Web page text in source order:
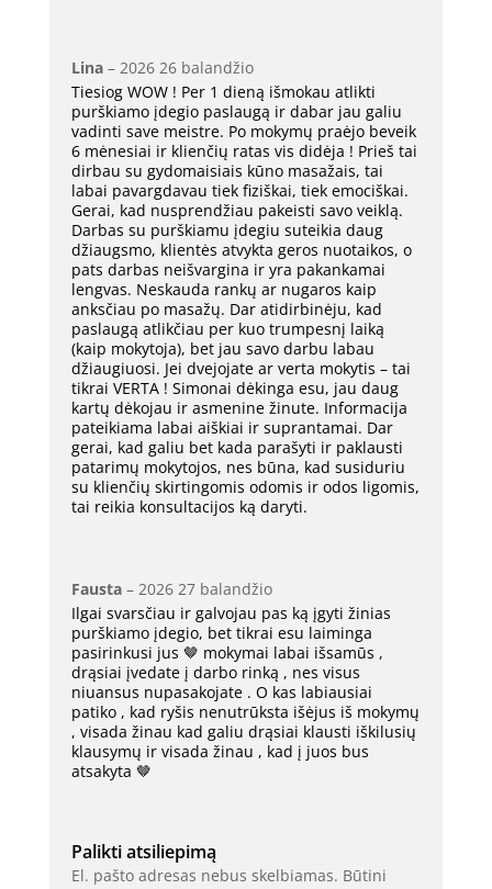
Lina – 2026 26 balandžio
Tiesiog WOW ! Per 1 dieną išmokau atlikti
purškiamo įdegio paslaugą ir dabar jau galiu
vadinti save meistre. Po mokymų praėjo beveik
6 mėnesiai ir klienčių ratas vis didėja ! Prieš tai
dirbau su gydomaisiais kūno masažais, tai
labai pavargdavau tiek fiziškai, tiek emociškai.
Gerai, kad nusprendžiau pakeisti savo veiklą.
Darbas su purškiamu įdegiu suteikia daug
džiaugsmo, klientės atvykta geros nuotaikos, o
pats darbas neišvargina ir yra pakankamai
lengvas. Neskauda rankų ar nugaros kaip
anksčiau po masažų. Dar atidirbinėju, kad
paslaugą atlikčiau per kuo trumpesnį laiką
(kaip mokytoja), bet jau savo darbu labau
džiaugiuosi. Jei dvejojate ar verta mokytis – tai
tikrai VERTA ! Simonai dėkinga esu, jau daug
kartų dėkojau ir asmenine žinute. Informacija
pateikiama labai aiškiai ir suprantamai. Dar
gerai, kad galiu bet kada parašyti ir paklausti
patarimų mokytojos, nes būna, kad susiduriu
su klienčių skirtingomis odomis ir odos ligomis,
tai reikia konsultacijos ką daryti.
Fausta – 2026 27 balandžio
Ilgai svarsčiau ir galvojau pas ką įgyti žinias
purškiamo įdegio, bet tikrai esu laiminga
pasirinkusi jus 🤎 mokymai labai išsamūs ,
drąsiai įvedate į darbo rinką , nes visus
niuansus nupasakojate . O kas labiausiai
patiko , kad ryšis nenutrūksta išėjus iš mokymų
, visada žinau kad galiu drąsiai klausti iškilusių
klausymų ir visada žinau , kad į juos bus
atsakyta 🤎
Palikti atsiliepimą
El. pašto adresas nebus skelbiamas. Būtini